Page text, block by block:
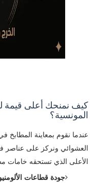
كيف نمنحك أعلى
المونسية؟
​عندما نقوم بمعاينة المطابخ
العشوائي ونركز على عناصر
الأعلى الذي تستحقه خامات
جودة قطاعات